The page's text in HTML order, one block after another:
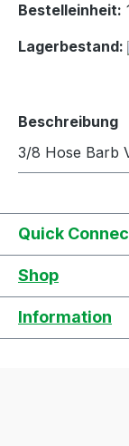
Bestelleinheit:
Lagerbestand:
Beschreibung
3/8 Hose Barb
Quick
Shop
Information